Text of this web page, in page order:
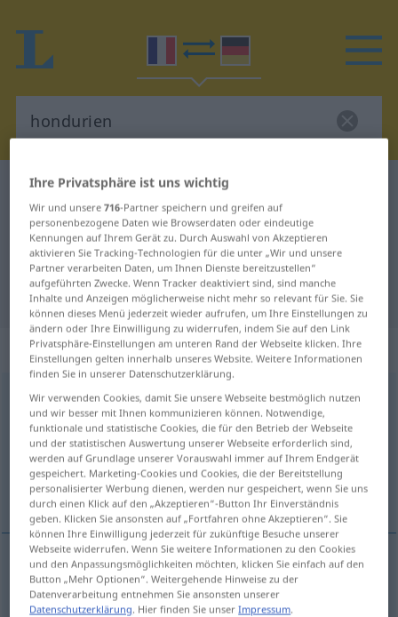
Französisch-Deutsch Wörterbuch
Französisch-Deutsch Übersetzung
für "hondurien"
"hondurien" Deutsch Übersetzung
„hondurien“: adjectif (qualificatif)
hondurien [õdyʀjɛ̃]adj <-ienne [-jɛn]>
Übersicht aller Übersetzungen
(Für mehr Details die Übersetzung anklicken/antippen)
honduranisch
honduranisch hondurien
Ihre Privatsphäre ist uns wichtig
Wir und unsere716-Partner speichern und greifen auf
personenbezogene Daten wie Browserdaten oder eindeutige
Kennungen auf Ihrem Gerät zu. Durch Auswahl von Akzeptieren
aktivieren Sie Tracking-Technologien für die unter „Wir und unsere
Partner verarbeiten Daten, um Ihnen Dienste bereitzustellen“
aufgeführten Zwecke. Wenn Tracker deaktiviert sind, sind manche
Inhalte und Anzeigen möglicherweise nicht mehr so relevant für Sie. Sie
können dieses Menü jederzeit wieder aufrufen, um Ihre Einstellungen zu
ändern oder Ihre Einwilligung zu widerrufen, indem Sie auf den Link
Privatsphäre-Einstellungen am unteren Rand der Webseite klicken. Ihre
Einstellungen gelten innerhalb unseres Website. Weitere Informationen
finden Sie in unserer Datenschutzerklärung.
Wir verwenden Cookies, damit Sie unsere Webseite bestmöglich nutzen
und wir besser mit Ihnen kommunizieren können. Notwendige,
funktionale und statistische Cookies, die für den Betrieb der Webseite
und der statistischen Auswertung unserer Webseite erforderlich sind,
werden auf Grundlage unserer Vorauswahl immer auf Ihrem Endgerät
gespeichert. Marketing-Cookies und Cookies, die der Bereitstellung
personalisierter Werbung dienen, werden nur gespeichert, wenn Sie uns
durch einen Klick auf den „Akzeptieren“-Button Ihr Einverständnis
geben. Klicken Sie ansonsten auf „Fortfahren ohne Akzeptieren“. Sie
können Ihre Einwilligung jederzeit für zukünftige Besuche unserer
Webseite widerrufen. Wenn Sie weitere Informationen zu den Cookies
und den Anpassungsmöglichkeiten möchten, klicken Sie einfach auf den
Button „Mehr Optionen“. Weitergehende Hinweise zu der
Datenverarbeitung entnehmen Sie ansonsten unserer
Datenschutzerklärung. Hier finden Sie unserImpressum.